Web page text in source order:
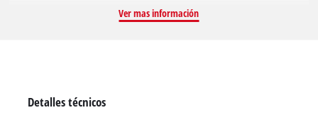
sistema de mangueras con un diámetro de 36 mm ofrece un
flexibilidad. En el práctico soporte de accesorios, las boquillas
Ver mas información
Detalles técnicos